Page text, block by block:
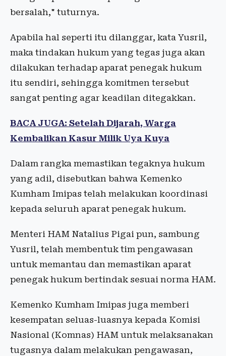
bersalah," tuturnya.
Apabila hal seperti itu dilanggar, kata Yusril,
maka tindakan hukum yang tegas juga akan
dilakukan terhadap aparat penegak hukum
itu sendiri, sehingga komitmen tersebut
sangat penting agar keadilan ditegakkan.
BACA JUGA: Setelah Dijarah, Warga
Kembalikan Kasur Milik Uya Kuya
Dalam rangka memastikan tegaknya hukum
yang adil, disebutkan bahwa Kemenko
Kumham Imipas telah melakukan koordinasi
kepada seluruh aparat penegak hukum.
Menteri HAM Natalius Pigai pun, sambung
Yusril, telah membentuk tim pengawasan
untuk memantau dan memastikan aparat
penegak hukum bertindak sesuai norma HAM.
Kemenko Kumham Imipas juga memberi
kesempatan seluas-luasnya kepada Komisi
Nasional (Komnas) HAM untuk melaksanakan
tugasnya dalam melakukan pengawasan,